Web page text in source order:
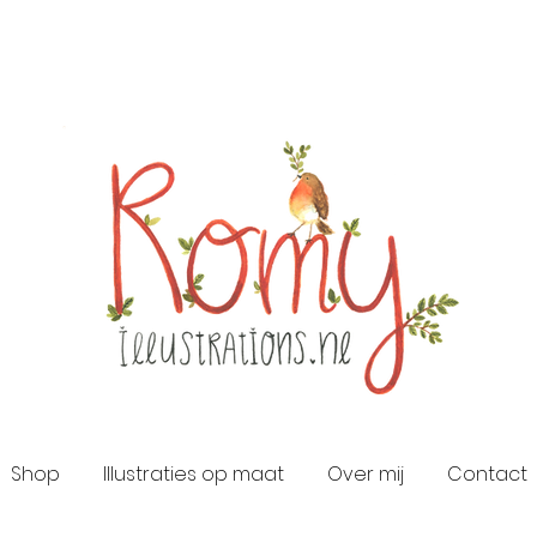
Shop Illustraties op maat Over mij Contact